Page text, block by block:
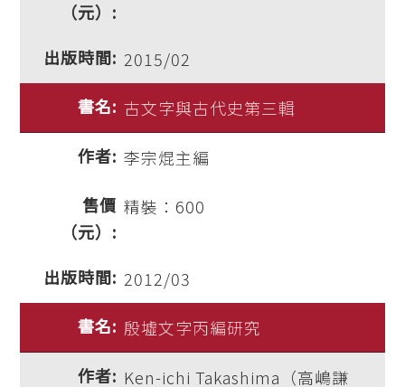
2015/02
古文字與古代史第三輯
李宗焜主編
精裝：600
2012/03
殷墟文字丙編研究
Ken-ichi Takashima（高嶋謙